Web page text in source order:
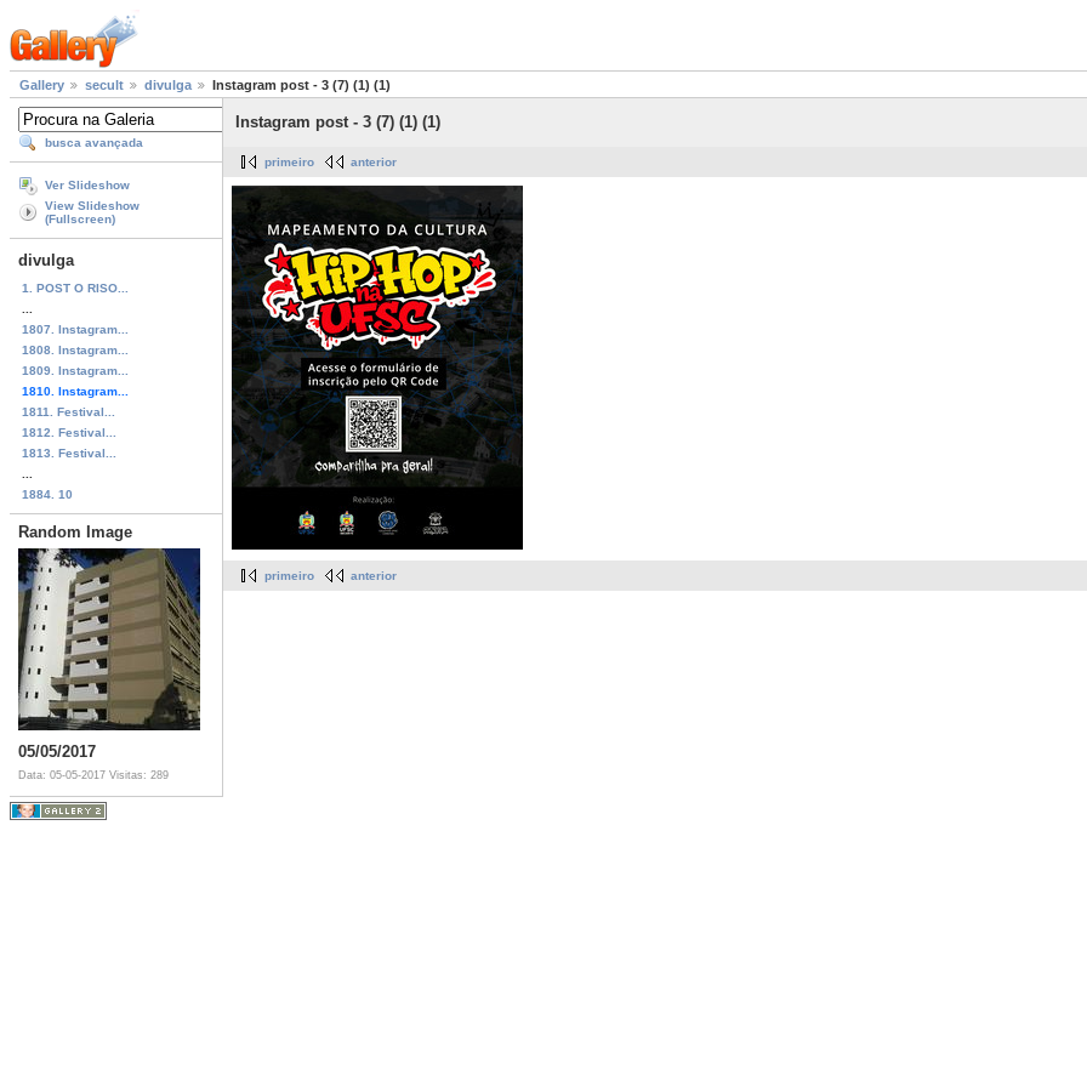
Gallery secult divulga Instagram post - 3 (7) (1) (1)
busca avançada
Ver Slideshow
View Slideshow
(Fullscreen)
divulga
1. POST O RISO...
1807. Instagram...
1808. Instagram...
1809. Instagram...
1810. Instagram...
1811. Festival...
1812. Festival...
1813. Festival...
1884. 10
Random Image
05/05/2017
Data: 05-05-2017 Visitas: 289
Instagram post - 3 (7) (1) (1)
primeiro anterior
primeiro anterior